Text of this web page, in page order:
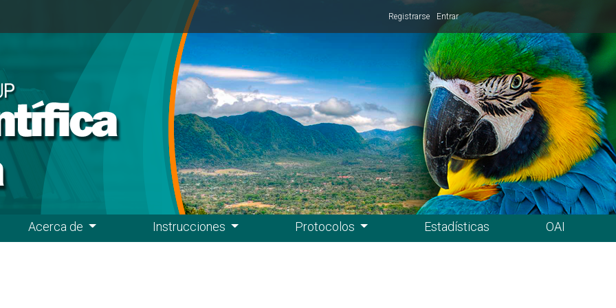
Registrarse Entrar
Acerca de Instrucciones Protocolos Estadísticas OAI